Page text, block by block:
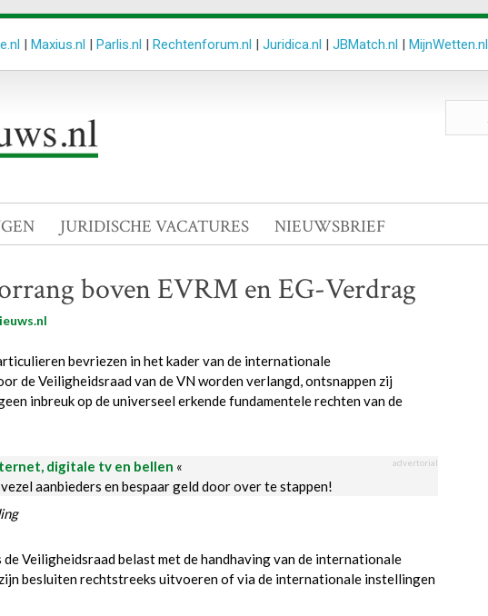
| Maxius.nl | Parlis.nl | Rechtenforum.nl | Juridica.nl | JBMatch.nl | MijnWetten.nl
JURIDISCHE VACATURES NIEUWSBRIEF
boven EVRM en EG-Verdrag
bevriezen in het kader van de internationale
de Veiligheidsraad van de VN worden verlangd, ontsnappen zij
inbreuk op de universeel erkende fundamentele rechten van de
digitale tv en bellen « advertorial
aanbieders en bespaar geld door over te stappen!
Veiligheidsraad belast met de handhaving van de internationale
besluiten rechtstreeks uitvoeren of via de internationale instellingen